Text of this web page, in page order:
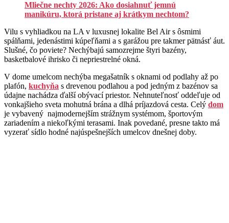
Mliečne nechty 2026: Ako dosiahnuť jemnú
manikúru, ktorá pristane aj krátkym nechtom?
Vilu s vyhliadkou na LA v luxusnej lokalite Bel Air s ôsmimi
spálňami, jedenástimi kúpeľňami a s garážou pre takmer pätnásť áut.
Slušné, čo poviete? Nechýbajú samozrejme štyri bazény,
basketbalové ihrisko či nepriestrelné okná.
V dome umelcom nechýba megašatník s oknami od podlahy až po
plafón, kuchyňa s drevenou podlahou a pod jedným z bazénov sa
údajne nachádza ďalší obývací priestor. Nehnuteľnosť oddeľuje od
vonkajšieho sveta mohutná brána a dlhá príjazdová cesta. Celý dom
je vybavený najmodernejším strážnym systémom, športovým
zariadením a niekoľkými terasami. Inak povedané, presne takto má
vyzerať sídlo hodné najúspešnejších umelcov dnešnej doby.